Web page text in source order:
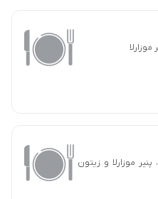
موزارلا و زیتون